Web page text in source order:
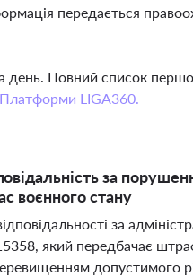
передається
день. Повний список
Платформи LIGA360.
за
воєнного стану
за
який передбачає
допустимого